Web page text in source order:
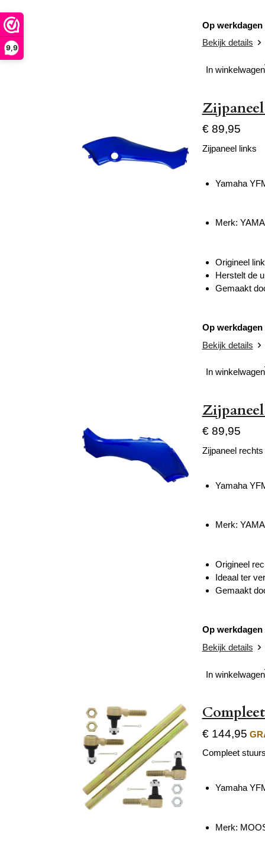
9,9
Op
Bekijk details
In winkelwagen
€ 89,95
Zijpaneel links
Yamaha
Merk:
Origineel
Herstelt de
Gemaakt
Op
Bekijk details
In winkelwagen
€ 89,95
Zijpaneel rechts
Yamaha
Merk:
Origineel
Ideaal ter
Gemaakt
Op
Bekijk details
In winkelwagen
€ 144,95
Compleet
Yamaha
Merk: